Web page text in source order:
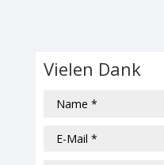
Vielen Dank